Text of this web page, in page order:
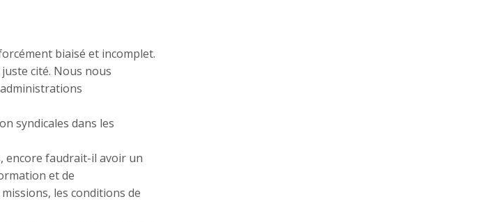
biaisé et incomplet.
cité. Nous nous
syndicales dans les
encore faudrait-il avoir un
et de
les conditions de